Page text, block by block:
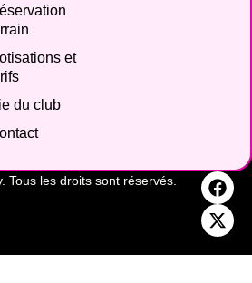
et
du club
Tous les droits sont réservés.